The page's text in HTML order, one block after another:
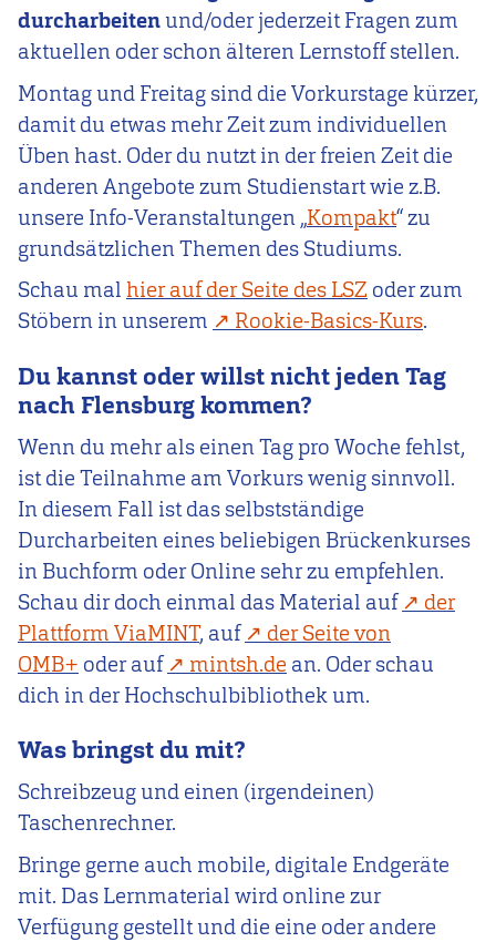
durcharbeitenund/oder jederzeit Fragen zum
aktuellen oder schon älteren Lernstoff stellen.
Montag und Freitag sind die Vorkurstage kürzer,
damit du etwas mehr Zeit zum individuellen
Üben hast. Oder du nutzt in der freien Zeit die
anderen Angebote zum Studienstart wie z.B.
unsere Info-Veranstaltungen „Kompakt“ zu
grundsätzlichen Themen des Studiums.
Schau mal hier auf der Seite des LSZ oder zum
Stöbern in unserem
Rookie-Basics-Kurs.
Du kannst oder willst nicht jeden Tag
nach Flensburg kommen?
Wenn du mehr als einen Tag pro Woche fehlst,
ist die Teilnahme am Vorkurs wenig sinnvoll.
In diesem Fall ist das selbstständige
Durcharbeiten eines beliebigen Brückenkurses
in Buchform oder Online sehr zu empfehlen.
Schau dir doch einmal das Material auf
der
Plattform ViaMINT, auf
der Seite von
OMB+ oder auf mintsh.de an. Oder schau
dich in der Hochschulbibliothek um.
Was bringst du mit?
Schreibzeug und einen (irgendeinen)
Taschenrechner.
Bringe gerne auch mobile, digitale Endgeräte
mit. Das Lernmaterial wird online zur
Verfügung gestellt und die eine oder andere